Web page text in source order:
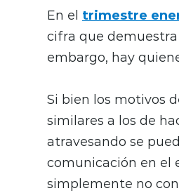
En el trimestre
cifra que
embargo, hay
Si bien los motivos
similares a los de
atravesando se
comunicación en el
simplemente no